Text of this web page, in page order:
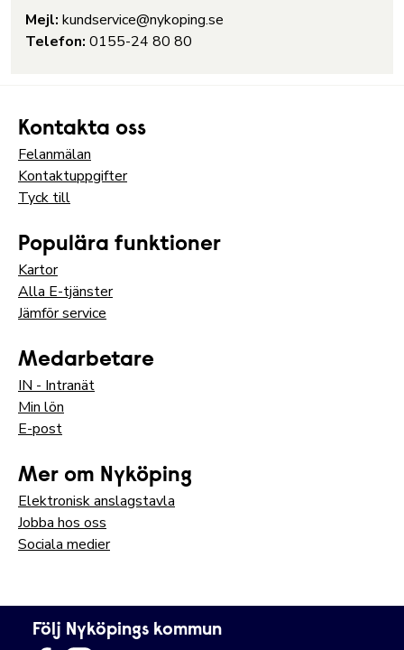
Mejl: kundservice@nykoping.se
Telefon: 0155-24 80 80
Kontakta oss
Felanmälan
Kontaktuppgifter
Tyck till
Populära funktioner
Kartor
Alla E-tjänster
Jämför service
Medarbetare
IN - Intranät
Min lön
E-post
Mer om Nyköping
Elektronisk anslagstavla
Jobba hos oss
Sociala medier
Följ Nyköpings kommun